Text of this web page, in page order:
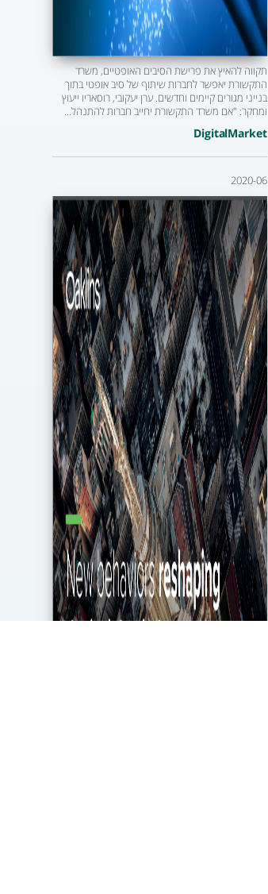
תקווה להאיץ את פרישת הסיבים האופטיים, משרד
התקשורת יאפשר לחברות שיתוף של סיב אופטי בתוך
בנייני מגורים קיימים וחדשים. ערן יעקובי, רוסאריו ייעוץ
ומחקר: "אם משרד התקשורת יחייב חברות להתנהל...
DigitalMarket
2020-06